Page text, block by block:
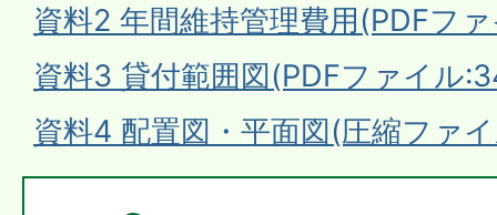
資料2 年間維持管理費用(PDFフ
資料3 貸付範囲図(PDFファイル
資料4 配置図・平面図(圧縮ファ